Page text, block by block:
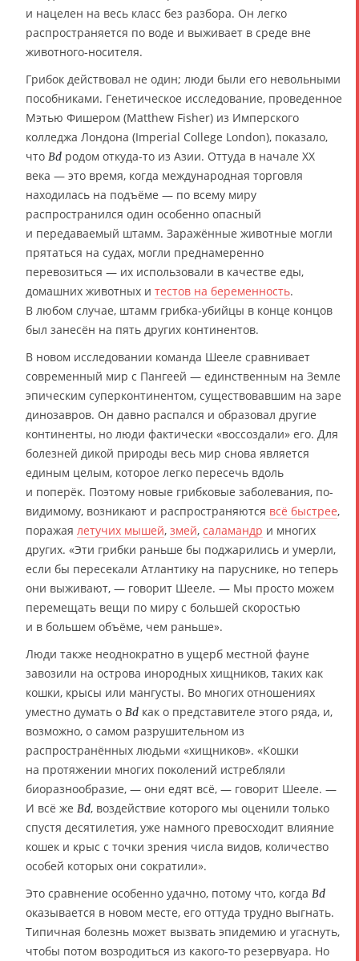
и нацелен на весь класс без разбора. Он легко
распространяется по воде и выживает в среде вне
животного-носителя.
Грибок действовал не один; люди были его невольными
пособниками. Генетическое исследование, проведенное
Мэтью Фишером (Matthew Fisher) из Имперского
колледжа Лондона (Imperial College London), показало,
что Bd родом откуда-то из Азии. Оттуда в начале XX
века — это время, когда международная торговля
находилась на подъёме — по всему миру
распространился один особенно опасный
и передаваемый штамм. Заражённые животные могли
прятаться на судах, могли преднамеренно
перевозиться — их использовали в качестве еды,
домашних животных и тестов на беременность.
В любом случае, штамм грибка-убийцы в конце концов
был занесён на пять других континентов.
В новом исследовании команда Шееле сравнивает
современный мир с Пангеей — единственным на Земле
эпическим суперконтинентом, существовавшим на заре
динозавров. Он давно распался и образовал другие
континенты, но люди фактически «воссоздали» его. Для
болезней дикой природы весь мир снова является
единым целым, которое легко пересечь вдоль
и поперёк. Поэтому новые грибковые заболевания, по-
видимому, возникают и распространяются всё быстрее,
поражая летучих мышей, змей, саламандр и многих
других. «Эти грибки раньше бы поджарились и умерли,
если бы пересекали Атлантику на паруснике, но теперь
они выживают, — говорит Шееле. — Мы просто можем
перемещать вещи по миру с большей скоростью
и в большем объёме, чем раньше».
Люди также неоднократно в ущерб местной фауне
завозили на острова инородных хищников, таких как
кошки, крысы или мангусты. Во многих отношениях
уместно думать о Bd как о представителе этого ряда, и,
возможно, о самом разрушительном из
распространённых людьми «хищников». «Кошки
на протяжении многих поколений истребляли
биоразнообразие, — они едят всё, — говорит Шееле. —
И всё же Bd, воздействие которого мы оценили только
спустя десятилетия, уже намного превосходит влияние
кошек и крыс с точки зрения числа видов, количество
особей которых они сократили».
Это сравнение особенно удачно, потому что, когда Bd
оказывается в новом месте, его оттуда трудно выгнать.
Типичная болезнь может вызвать эпидемию и угаснуть,
чтобы потом возродиться из какого-то резервуара. Но